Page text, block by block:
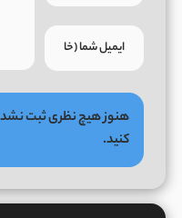
هنوز هیچ نظری ثبت
کنید.